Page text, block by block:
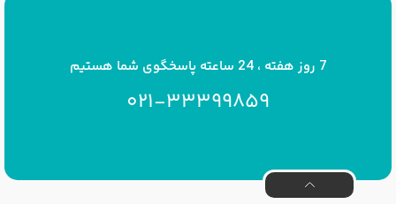
7 روز هفته ، 24 ساعته پاسخگوی شما هستیم
021-33399859